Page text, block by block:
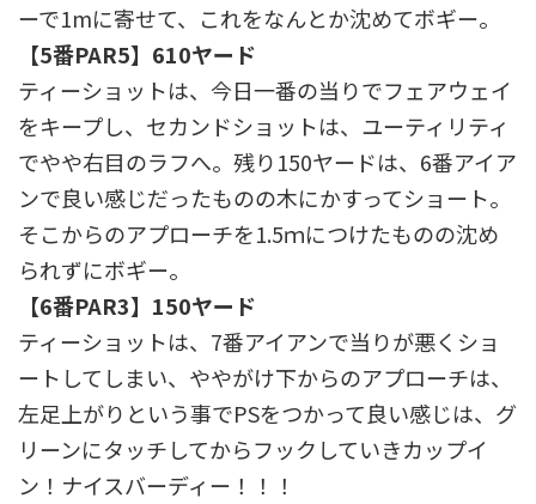
ーで1mに寄せて、これをなんとか沈めてボギー。
【5番PAR5】610ヤード
ティーショットは、今日一番の当りでフェアウェイ
をキープし、セカンドショットは、ユーティリティ
でやや右目のラフへ。残り150ヤードは、6番アイア
ンで良い感じだったものの木にかすってショート。
そこからのアプローチを1.5ｍにつけたものの沈め
られずにボギー。
【6番PAR3】150ヤード
ティーショットは、7番アイアンで当りが悪くショ
ートしてしまい、ややがけ下からのアプローチは、
左足上がりという事でPSをつかって良い感じは、グ
リーンにタッチしてからフックしていきカップイ
ン！ナイスバーディー！！！